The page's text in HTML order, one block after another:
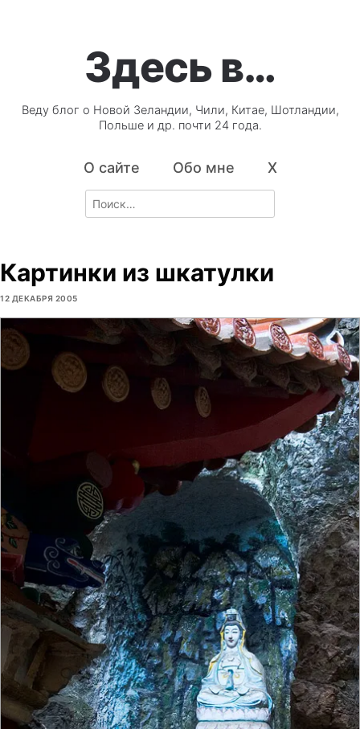
Здесь в…
Веду блог о Новой Зеландии, Чили, Китае, Шотландии,
Польше и др. почти 24 года.
О сайте Обо мне X
Search
for:
Картинки из шкатулки
12 ДЕКАБРЯ 2005